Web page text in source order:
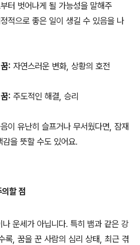
터 벗어나게 될 가능성을 말해주
적으로 좋은 일이 생길 수 있음을 나
: 자연스러운 변화, 상황의 호전
: 주도적인 해결, 승리
이 유난히 슬프거나 무서웠다면, 잠재
을 뜻할 수도 있어요.
할 점
운세가 아닙니다. 특히 뱀과 같은 강
록, 꿈을 꾼 사람의 심리 상태, 최근 겪